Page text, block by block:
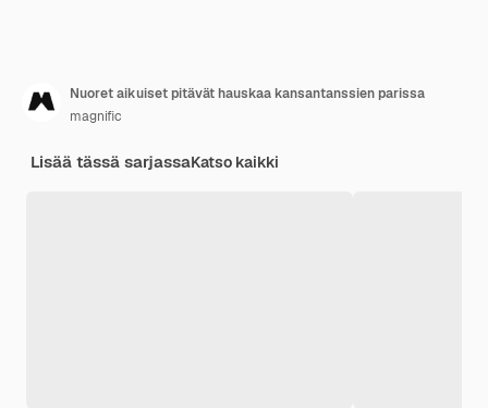
Nuoret aikuiset pitävät hauskaa kansantanssien parissa
magnific
Lisää tässä sarjassaKatso kaikki